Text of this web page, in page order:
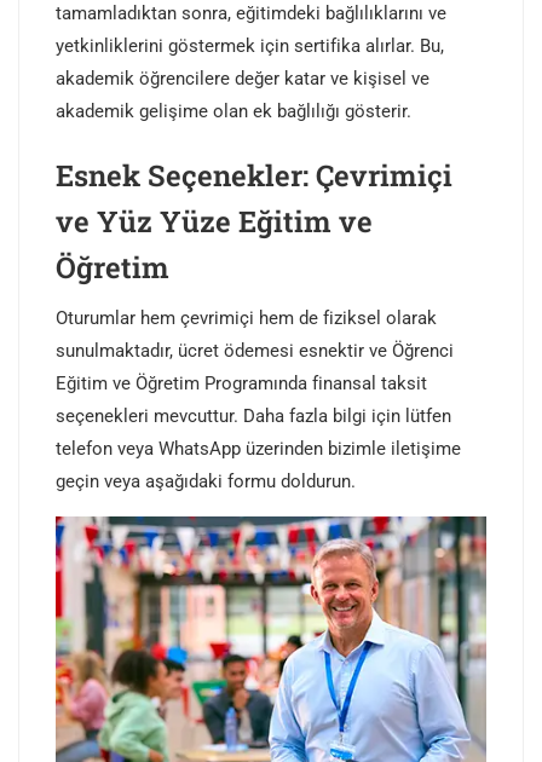
tamamladıktan sonra, eğitimdeki bağlılıklarını ve
yetkinliklerini göstermek için sertifika alırlar. Bu,
akademik öğrencilere değer katar ve kişisel ve
akademik gelişime olan ek bağlılığı gösterir.
Esnek Seçenekler: Çevrimiçi
ve Yüz Yüze Eğitim ve
Öğretim
Oturumlar hem çevrimiçi hem de fiziksel olarak
sunulmaktadır, ücret ödemesi esnektir ve Öğrenci
Eğitim ve Öğretim Programında finansal taksit
seçenekleri mevcuttur. Daha fazla bilgi için lütfen
telefon veya WhatsApp üzerinden bizimle iletişime
geçin veya aşağıdaki formu doldurun.